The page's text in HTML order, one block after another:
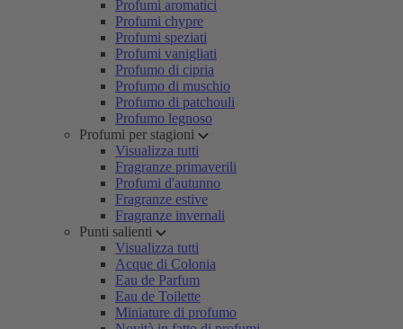
Profumi aromatici
Profumi chypre
Profumi speziati
Profumi vanigliati
Profumo di cipria
Profumo di muschio
Profumo di patchouli
Profumo legnoso
Profumi per stagioni
Visualizza tutti
Fragranze primaverili
Profumi d'autunno
Fragranze estive
Fragranze invernali
Punti salienti
Visualizza tutti
Acque di Colonia
Eau de Parfum
Eau de Toilette
Miniature di profumo